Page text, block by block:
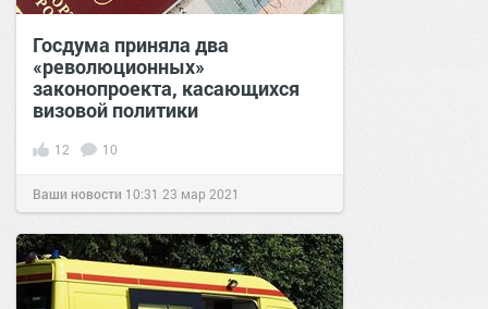
Госдума приняла два
«революционных»
законопроекта, касающихся
визовой политики
12 10
Ваши новости 10:31 23 мар 2021